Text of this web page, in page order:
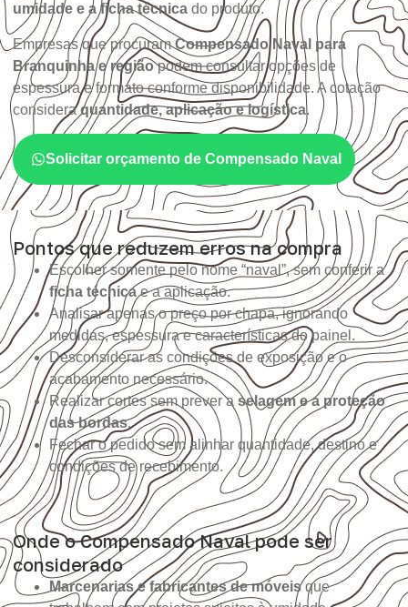
umidade e a ficha técnica do produto.
Empresas que procuramCompensado Naval para
Branquinha e regiãopodem consultar opções de
espessura e formato conforme disponibilidade. A cotação
consideraquantidade, aplicação e logística.
Solicitar orçamento de Compensado Naval
Pontos que reduzem erros na compra
Escolher somente pelo nome “naval”, sem conferir a
ficha técnicae a aplicação.
Analisar apenas o preço por chapa, ignorando
medidas, espessura e características do painel.
Desconsiderar as condições de exposição e o
acabamento necessário.
Realizar cortes sem prever a selagem e a proteção
das bordas.
Fechar o pedido sem alinhar quantidade, destino e
condições de recebimento.
Onde o Compensado Naval pode ser
considerado
Marcenarias e fabricantes de móveisque